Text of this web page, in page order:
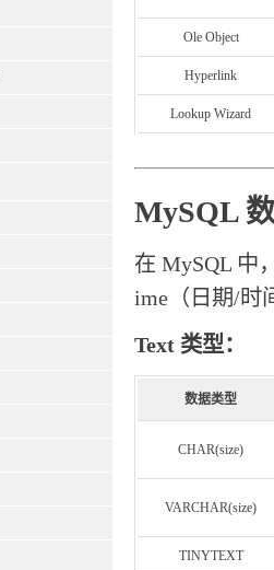
Ole Object
Hyperlink
Lookup Wizard
MySQL
在 MySQL 中
ime（日期/时
Text 类型：
数据类型
CHAR(size)
VARCHAR(size)
TINYTEXT